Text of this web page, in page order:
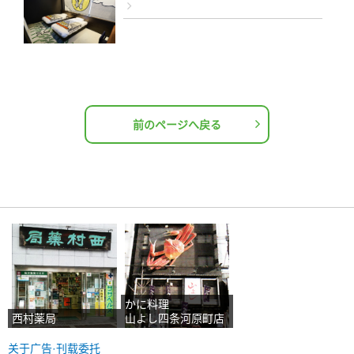
前のページへ戻る
西村薬局
かに料理
山よし四条河原町店
关于广告·刊载委托